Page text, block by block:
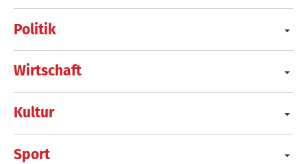
Politik
Wirtschaft
Kultur
Sport